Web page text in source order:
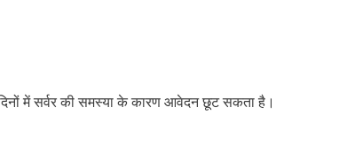
में सर्वर की समस्या के कारण आवेदन छूट सकता है।